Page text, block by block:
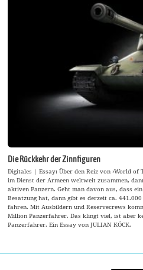
Die Rückkehr der Zinnfiguren
Digitales | Essay: Über den Reiz von ›World of
im Dienst der Armeen weltweit zusammen,
aktiven Panzern. Geht man davon aus, dass
Besatzung hat, dann gibt es derzeit ca.
fahren. Mit Ausbildern und Reservecrews
Million Panzerfahrer. Das klingt viel, ist aber
Panzerfahrer. Ein Essay von JULIAN KÖCK.